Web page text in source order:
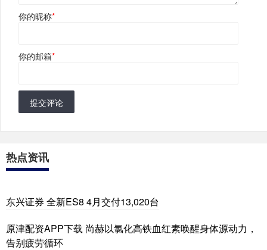
你的昵称*
你的邮箱*
提交评论
热点资讯
东兴证券 全新ES8 4月交付13,020台
原津配资APP下载 尚赫以氯化高铁血红素唤醒身体源动力，
告别疲劳循环